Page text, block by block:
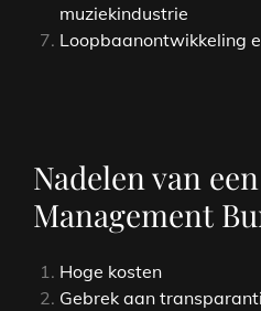
muziekindustrie
Loopbaanontwikkeling
Nadelen van
Management
Hoge kosten
Gebrek aan